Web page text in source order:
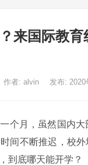
来国际教
作者: alvin 发布: 2020
个月，虽然国内
间不断推迟，校
到底哪天能开学？